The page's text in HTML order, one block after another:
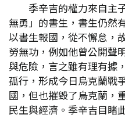
季辛吉的權力來自主
無勇」的書生，書生仍然
以書生報國，從不懈怠，
勞無功，例如他曾公開聲
與危險，言之雖有理有據
孤行，形成今日烏克蘭戰
國，但也摧毀了烏克蘭，
民生與經濟。季辛吉目睹